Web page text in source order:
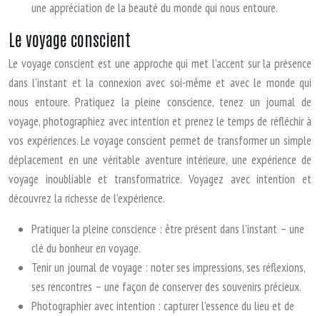
une appréciation de la beauté du monde qui nous entoure.
Le voyage conscient
Le voyage conscient est une approche qui met l’accent sur la présence
dans l’instant et la connexion avec soi-même et avec le monde qui
nous entoure. Pratiquez la pleine conscience, tenez un journal de
voyage, photographiez avec intention et prenez le temps de réfléchir à
vos expériences. Le voyage conscient permet de transformer un simple
déplacement en une véritable aventure intérieure, une expérience de
voyage inoubliable et transformatrice. Voyagez avec intention et
découvrez la richesse de l’expérience.
Pratiquer la pleine conscience : être présent dans l’instant – une
clé du bonheur en voyage.
Tenir un journal de voyage : noter ses impressions, ses réflexions,
ses rencontres – une façon de conserver des souvenirs précieux.
Photographier avec intention : capturer l’essence du lieu et de